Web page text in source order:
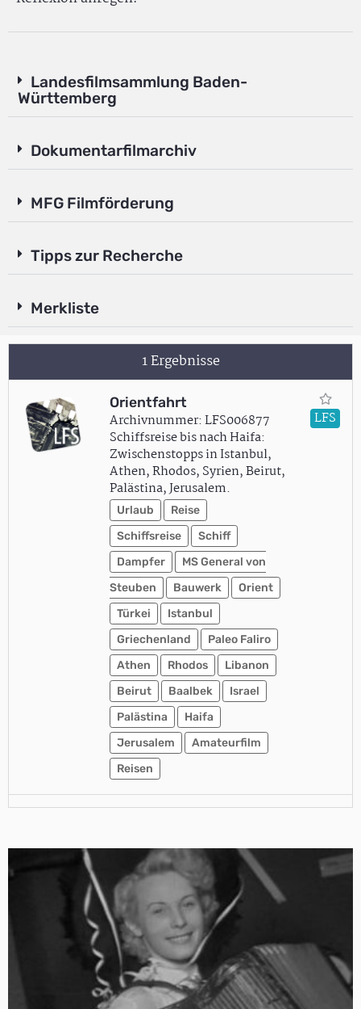
Landesfilmsammlung Baden-
Württemberg
Dokumentarfilmarchiv
MFG Filmförderung
Tipps zur Recherche
Merkliste
1 Ergebnisse
Orientfahrt
Archivnummer: LFS006877
Schiffsreise bis nach Haifa:
Zwischenstopps in Istanbul,
Athen, Rhodos, Syrien, Beirut,
Palästina, Jerusalem.
Urlaub
Reise
Schiffsreise
Schiff
Dampfer
MS General von
Steuben
Bauwerk
Orient
Türkei
Istanbul
Griechenland
Paleo Faliro
Athen
Rhodos
Libanon
Beirut
Baalbek
Israel
Palästina
Haifa
Jerusalem
Amateurfilm
Reisen
LFS